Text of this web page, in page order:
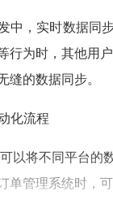
中，实时数据同
行为时，其他用
缝的数据同步。
化流程
以将不同平台的
单管理系统时，